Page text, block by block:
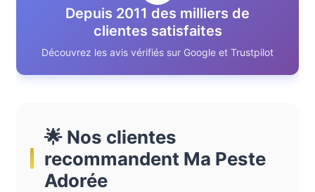
Depuis 2011 des milliers de
clientes satisfaites
Découvrez les avis vérifiés sur Google et Trustpilot
🌟 Nos clientes
recommandent Ma Peste
Adorée